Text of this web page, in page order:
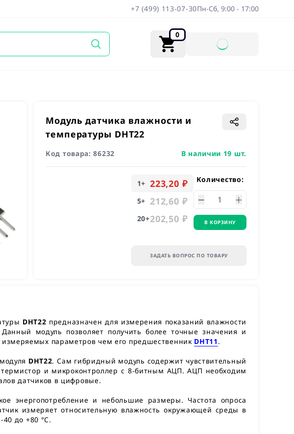
+7 (499) 113-07-30Пн-Сб, 9:00 - 17:00
0
Модуль датчика влажности и
температуры DHT22
Код товара:86232 В наличии 19 шт.
1+ 223,20 ₽
5+ 212,60 ₽
20+202,50 ₽
Количество:
В КОРЗИНУ
ЗАДАТЬ ВОПРОС ПО ТОВАРУ
DHT22 предназначен для измерения показаний влажности
модуль позволяет получить более точные значения и
параметров чем его предшественник DHT11 .
DHT22. Сам гибридный модуль содержит чувствительный
термистор и микроконтроллер с 8-битным АЦП. АЦП необходим
датчиков в цифровые.
энергопотребление и небольшие размеры. Частота опроса
измеряет относительную влажность окружающей среды в
до +80 °C.